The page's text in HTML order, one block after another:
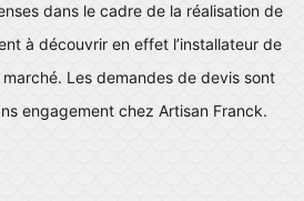
dans le cadre de la réalisation de
à découvrir en effet l’installateur de
Les demandes de devis sont
engagement chez Artisan Franck.